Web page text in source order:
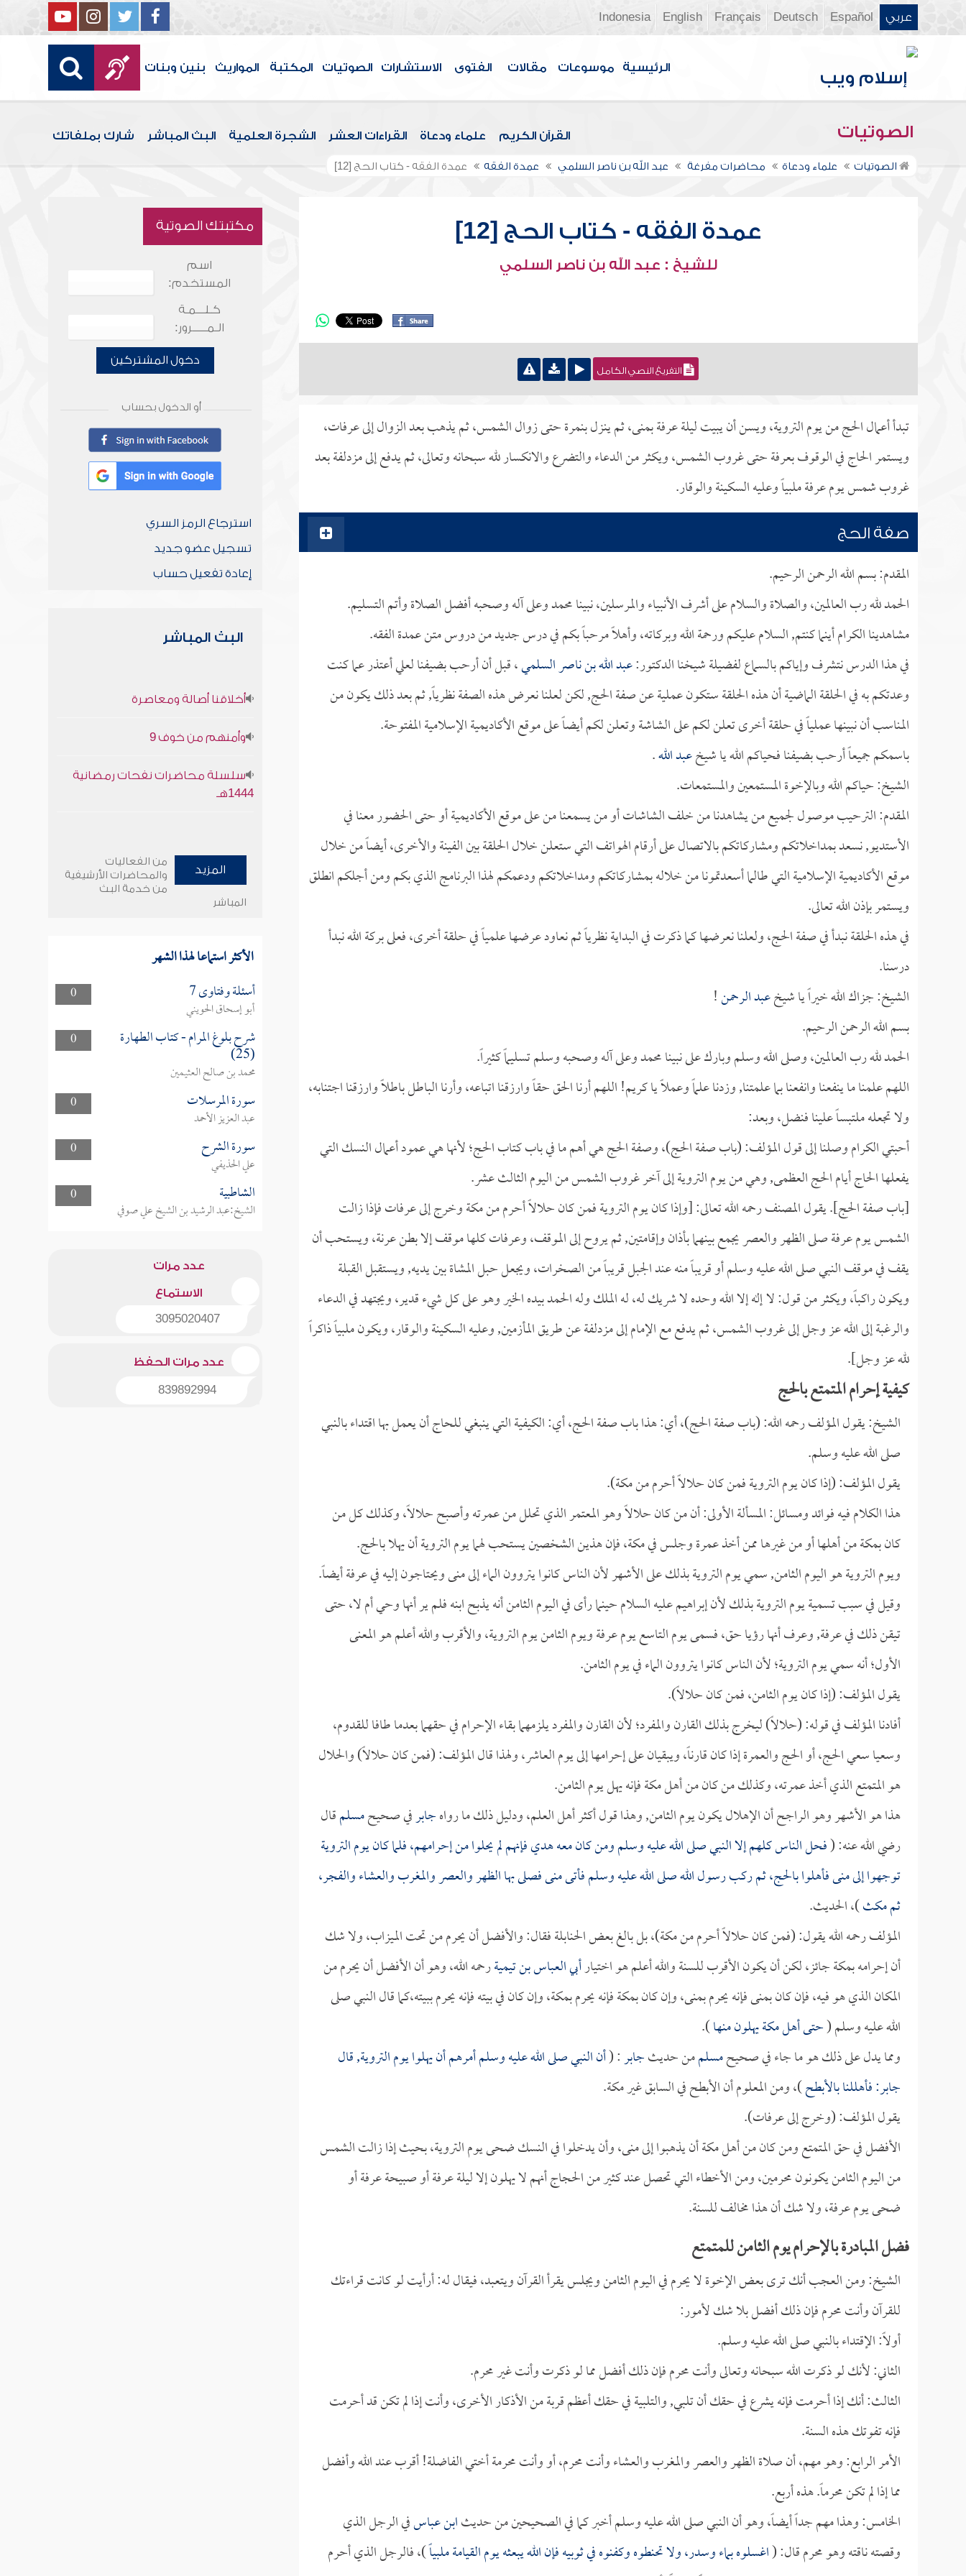
عربي Español
Deutsch
Français
English
Indonesia
الرئيسية موسوعات مقالات الفتوى الاستشارات الصوتيات المكتبة المواريث بنين وبنات
الصوتيات القرآن الكريم علماء ودعاة القراءات العشر الشجرة العلمية البث المباشر شارك بملفاتك
الصوتيات علماء ودعاة محاضرات مفرغة عبد الله بن ناصر السلمي عمدة الفقه عمدة الفقه - كتاب الحج [12]
عمدة الفقه - كتاب الحج [12]
للشيخ : عبد الله بن ناصر السلمي
التفريغ النصي الكامل
تبدأ أعمال الحج من يوم التروية، ويسن أن يبيت ليلة عرفة بمنى، ثم ينزل بنمرة حتى زوال الشمس، ثم يذهب بعد الزوال إلى عرفات،
ويستمر الحاج في الوقوف بعرفة حتى غروب الشمس، ويكثر من الدعاء والتضرع والانكسار لله سبحانه وتعالى، ثم يدفع إلى مزدلفة بعد
غروب شمس يوم عرفة ملبياً وعليه السكينة والوقار.
صفة الحج
المقدم: بسم الله الرحمن الرحيم.
الحمد لله رب العالمين، والصلاة والسلام على أشرف الأنبياء والمرسلين، نبينا محمد وعلى آله وصحبه أفضل الصلاة وأتم التسليم.
مشاهدينا الكرام أينما كنتم, السلام عليكم ورحمة الله وبركاته، وأهلاً مرحباً بكم في درس جديد من دروس متن عمدة الفقه.
في هذا الدرس نتشرف وإياكم بالسماع لفضيلة شيخنا الدكتور:عبد الله بن ناصر السلمي، قبل أن أرحب بضيفنا لعلي أعتذر عما كنت
وعدتكم به في الحلقة الماضية أن هذه الحلقة ستكون عملية عن صفة الحج, لكن لعلنا نعرض هذه الصفة نظرياً, ثم بعد ذلك يكون من
المناسب أن نبينها عملياً في حلقة أخرى تعلن لكم على الشاشة وتعلن لكم أيضاً على موقع الأكاديمية الإسلامية المفتوحة.
باسمكم جميعاً أرحب بضيفنا فحياكم الله يا شيخعبد الله.
الشيخ: حياكم الله وبالإخوة المستمعين والمستمعات.
المقدم: الترحيب موصول لجميع من يشاهدنا من خلف الشاشات أو من يسمعنا من على موقع الأكاديمية أو حتى الحضور معنا في
الأستديو, نسعد بمداخلاتكم ومشاركاتكم بالاتصال على أرقام الهواتف التي ستعلن خلال الحلقة بين الفينة والأخرى، أيضاً من خلال
موقع الأكاديمية الإسلامية التي طالما أسعدتمونا من خلاله بمشاركاتكم ومداخلاتكم ودعمكم لهذا البرنامج الذي بكم ومن أجلكم انطلق
ويستمر بإذن الله تعالى.
في هذه الحلقة نبدأ في صفة الحج، ولعلنا نعرضها كما ذكرت في البداية نظرياً ثم نعاود عرضها علمياً في حلقة أخرى، فعلى بركة الله نبدأ
درسنا.
الشيخ: جزاك الله خيراً يا شيخعبد الرحمن!
بسم الله الرحمن الرحيم.
الحمد لله رب العالمين، وصلى الله وسلم وبارك على نبينا محمد وعلى آله وصحبه وسلم تسليماً كثيراً.
اللهم علمنا ما ينفعنا وانفعنا بما علمتنا, وزدنا علماً وعملاً يا كريم! اللهم أرنا الحق حقاً وارزقنا اتباعه، وأرنا الباطل باطلاً وارزقنا اجتنابه،
ولا تجعله ملتبساً علينا فنضل، وبعد:
أحبتي الكرام وصلنا إلى قول المؤلف: (باب صفة الحج)، وصفة الحج هي أهم ما في باب كتاب الحج؛ لأنها هي عمود أعمال النسك التي
يفعلها الحاج أيام الحج العظمى, وهي من يوم التروية إلى آخر غروب الشمس من اليوم الثالث عشر.
[باب صفة الحج]. يقول المصنف رحمه الله تعالى: [وإذا كان يوم التروية فمن كان حلالاً أحرم من مكة وخرج إلى عرفات فإذا زالت
الشمس يوم عرفة صلى الظهر والعصر يجمع بينهما بأذان وإقامتين, ثم يروح إلى الموقف، وعرفات كلها موقف إلا بطن عرنة، ويستحب أن
يقف في موقف النبي صلى الله عليه وسلم أو قريباً منه عند الجبل قريباً من الصخرات، ويجعل حبل المشاة بين يديه, ويستقبل القبلة
ويكون راكباً، ويكثر من قول: لا إله إلا الله وحده لا شريك له، له الملك وله الحمد بيده الخير وهو على كل شيء قدير، ويجتهد في الدعاء
والرغبة إلى الله عز وجل إلى غروب الشمس، ثم يدفع مع الإمام إلى مزدلفة عن طريق المأزمين, وعليه السكينة والوقار، ويكون ملبياً ذاكراً
لله عز وجل].
كيفية إحرام المتمتع بالحج
الشيخ: يقول المؤلف رحمه الله: (باب صفة الحج)، أي: هذا باب صفة الحج، أي: الكيفية التي ينبغي للحاج أن يعمل بها اقتداء بالنبي
صلى الله عليه وسلم.
يقول المؤلف: (إذا كان يوم التروية فمن كان حلالاً أحرم من مكة).
هذا الكلام فيه فوائد ومسائل: المسألة الأولى: أن من كان حلالاً وهو المعتمر الذي تحلل من عمرته وأصبح حلالاً، وكذلك كل من
كان بمكة من أهلها أو من غيرها ممن أخذ عمرة وجلس في مكة، فإن هذين الشخصين يستحب لهما يوم التروية أن يهلا بالحج.
ويوم التروية هو اليوم الثامن, سمي يوم التروية بذلك على الأشهر لأن الناس كانوا يتروون الماء إلى منى ويحتاجون إليه في عرفة أيضاً.
وقيل في سبب تسمية يوم التروية بذلك لأن إبراهيم عليه السلام حينما رأى في اليوم الثامن أنه يذبح ابنه فلم ير أنها وحي أم لا، حتى
تيقن ذلك في عرفة, وعرف أنها رؤيا حق، فسمى يوم التاسع يوم عرفة ويوم الثامن يوم التروية، والأقرب والله أعلم هو المعنى
الأول؛ أنه سمي يوم التروية؛ لأن الناس كانوا يتروون الماء في يوم الثامن.
يقول المؤلف: (إذا كان يوم الثامن، فمن كان حلالاً).
أفادنا المؤلف في قوله: (حلالاً) ليخرج بذلك القارن والمفرد؛ لأن القارن والمفرد يلزمهما بقاء الإحرام في حقهما بعدما طافا للقدوم،
وسعيا سعي الحج، أو الحج والعمرة إذا كان قارناً، ويبقيان على إحرامها إلى يوم العاشر، ولهذا قال المؤلف: (فمن كان حلالاً) والحلال
هو المتمتع الذي أخذ عمرته، وكذلك من كان من أهل مكة فإنه يهل يوم الثامن.
هذا هو الأشهر وهو الراجح أن الإهلال يكون يوم الثامن, وهذا قول أكثر أهل العلم، ودليل ذلك ما رواهجابرفي صحيحمسلمقال
رضي الله عنه: (فحل الناس كلهم إلا النبي صلى الله عليه وسلم ومن كان معه هدي فإنهم لم يحلوا من إحرامهم، فلما كان يوم التروية
توجهوا إلى منى فأهلوا بالحج، ثم ركب رسول الله صلى الله عليه وسلم فأتى منى فصلى بها الظهر والعصر والمغرب والعشاء والفجر،
ثم مكث)، الحديث.
المؤلف رحمه الله يقول: (فمن كان حلالاً أحرم من مكة)، بل بالغ بعض الحنابلة فقال: والأفضل أن يحرم من تحت الميزاب، ولا شك
أن إحرامه بمكة جائز، لكن أن يكون الأقرب للسنة والله أعلم هو اختيارأبي العباس بن تيميةرحمه الله، وهو أن الأفضل أن يحرم من
المكان الذي هو فيه، فإن كان بمنى فإنه يحرم بمنى، وإن كان بمكة فإنه يحرم بمكة، وإن كان في بيته فإنه يحرم ببيته،كما قال النبي صلى
الله عليه وسلم (حتى أهل مكة يهلون منها).
ومما يدل على ذلك هو ما جاء في صحيحمسلممن حديثجابر: (أن النبي صلى الله عليه وسلم أمرهم أن يهلوا يوم التروية, قال
جابر: فأهللنا بالأبطح)، ومن المعلوم أن الأبطح في السابق غير مكة.
يقول المؤلف: (وخرج إلى عرفات).
الأفضل في حق المتمتع ومن كان من أهل مكة أن يذهبوا إلى منى، وأن يدخلوا في النسك ضحى يوم التروية، بحيث إذا زالت الشمس
من اليوم الثامن يكونون محرمين، ومن الأخطاء التي تحصل عند كثير من الحجاج أنهم لا يهلون إلا ليلة عرفة أو صبيحة عرفة أو
ضحى يوم عرفة، ولا شك أن هذا مخالف للسنة.
فضل المبادرة بالإحرام يوم الثامن للمتمتع
الشيخ: ومن العجب أنك ترى بعض الإخوة لا يحرم في اليوم الثامن ويجلس يقرأ القرآن ويتعبد، فيقال له: أرأيت لو كانت قراءتك
للقرآن وأنت محرم فإن ذلك أفضل بلا شك لأمور:
أولاً: الإقتداء بالنبي صلى الله عليه وسلم.
الثاني: لأنك لو ذكرت الله سبحانه وتعالى وأنت محرم فإن ذلك أفضل مما لو ذكرت وأنت غير محرم.
الثالث: أنك إذا أحرمت فإنه يشرع في حقك أن تلبي, والتلبية في حقك أعظم قربة من الأذكار الأخرى، وأنت إذا لم تكن قد أحرمت
فإنه تفوتك هذه السنة.
الأمر الرابع: وهو مهم، أن صلاة الظهر والعصر والمغرب والعشاء وأنت محرم، أو وأنت محرمة أختي الفاضلة! أقرب عند الله وأفضل
مما إذا لم تكن محرماً. هذه أربع.
الخامس: وهذا مهم جداً أيضاً، وهو أن النبي صلى الله عليه وسلم أخبر كما في الصحيحين من حديثابن عباسفي الرجل الذي
وقصته ناقته وهو محرم قال: (اغسلوه بماء وسدر، ولا تحنطوه وكفنوه في ثوبيه فإن الله يبعثه يوم القيامة ملبياً)، فالرجل الذي أحرم
مكتبتك الصوتية
اسم
المستخدم:
كـلـــمـة
الـمـــــرور:
دخول المشتركين
أو الدخول بحساب
استرجاع الرمز السري
تسجيل عضو جديد
إعادة تفعيل حساب
البث المباشر
أخلاقنا أصالة ومعاصرة
وأمنهم من خوف 9
سلسلة محاضرات نفحات رمضانية
1444هـ
المزيد
من الفعاليات
والمحاضرات الأرشيفية
من خدمة البث
المباشر
الأكثر استماعا لهذا الشهر
0 أسئلة وفتاوى 7
أبو إسحاق الحويني
0
شرح بلوغ المرام - كتاب الطهارة
(25)
محمد بن صالح العثيمين
0
سورة المرسلات
عبد العزيز الأحمد
0
سورة الشرح
علي الحذيفي
0
الشاطبية
الشيخ:عبد الرشيد بن الشيخ علي صوفي
عدد مرات
الاستماع
3095020407
عدد مرات الحفظ
839892994